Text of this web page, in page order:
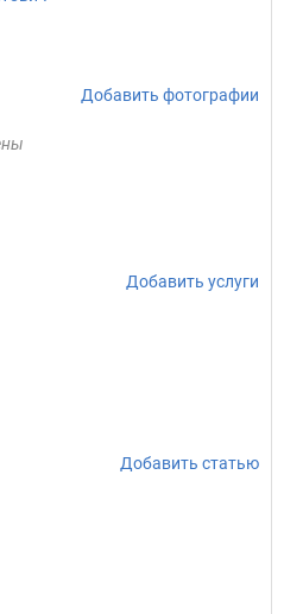
Добавить фотографии
Добавить услуги
Добавить статью